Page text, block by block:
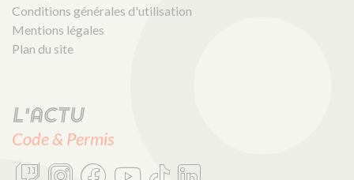
Conditions générales d'utilisation
Mentions légales
Plan du site
L'actu
Code & Permis